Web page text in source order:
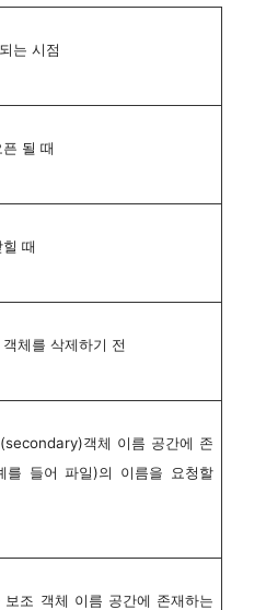
는 시점
될 때
때
체를 삭제하기 전
객체 이름 공간에 존
를 들어 파일)의 이름을 요청할
보조 객체 이름 공간에 존재하는